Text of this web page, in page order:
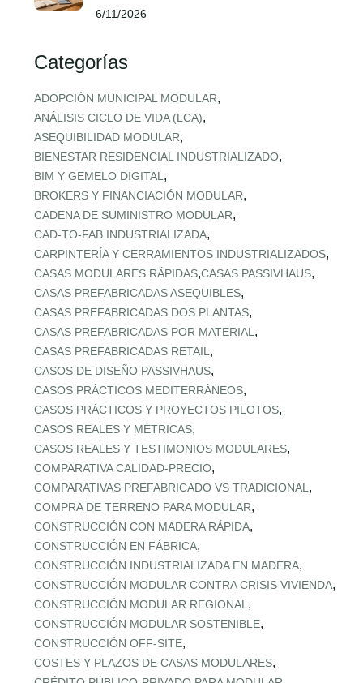
6/11/2026
Categorías
ADOPCIÓN MUNICIPAL MODULAR,
ANÁLISIS CICLO DE VIDA (LCA),
ASEQUIBILIDAD MODULAR,
BIENESTAR RESIDENCIAL INDUSTRIALIZADO,
BIM Y GEMELO DIGITAL ,
BROKERS Y FINANCIACIÓN MODULAR,
CADENA DE SUMINISTRO MODULAR,
CAD‑TO‑FAB INDUSTRIALIZADA,
CARPINTERÍA Y CERRAMIENTOS INDUSTRIALIZADOS,
CASAS MODULARES RÁPIDAS,CASAS PASSIVHAUS,
CASAS PREFABRICADAS ASEQUIBLES,
CASAS PREFABRICADAS DOS PLANTAS,
CASAS PREFABRICADAS POR MATERIAL ,
CASAS PREFABRICADAS RETAIL ,
CASOS DE DISEÑO PASSIVHAUS,
CASOS PRÁCTICOS MEDITERRÁNEOS,
CASOS PRÁCTICOS Y PROYECTOS PILOTOS,
CASOS REALES Y MÉTRICAS,
CASOS REALES Y TESTIMONIOS MODULARES,
COMPARATIVA CALIDAD‑PRECIO,
COMPARATIVAS PREFABRICADO VS TRADICIONAL ,
COMPRA DE TERRENO PARA MODULAR,
CONSTRUCCIÓN CON MADERA RÁPIDA,
CONSTRUCCIÓN EN FÁBRICA,
CONSTRUCCIÓN INDUSTRIALIZADA EN MADERA,
CONSTRUCCIÓN MODULAR CONTRA CRISIS VIVIENDA,
CONSTRUCCIÓN MODULAR REGIONAL ,
CONSTRUCCIÓN MODULAR SOSTENIBLE,
CONSTRUCCIÓN OFF‑SITE,
COSTES Y PLAZOS DE CASAS MODULARES,